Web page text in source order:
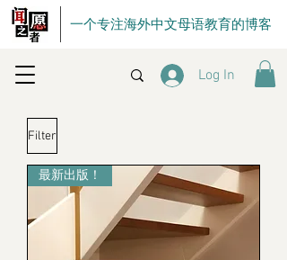
一个专注海外中文母语教育的博客
Log In
Filter
最新出版！